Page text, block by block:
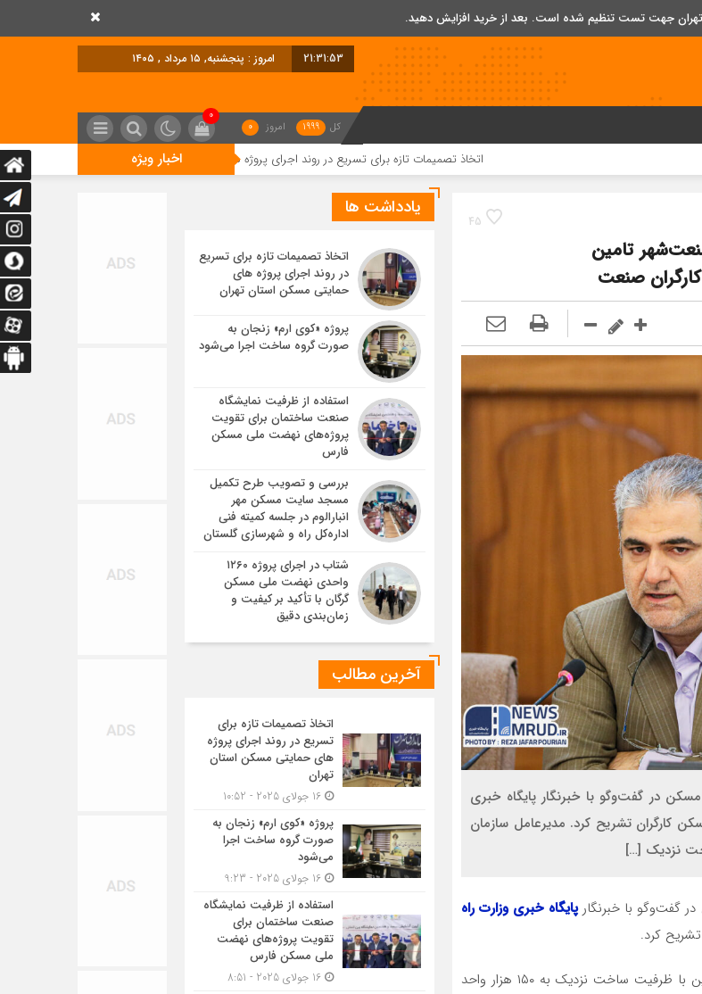
جهت تست تنظیم شده است. بعد از خرید افزایش دهید.
21:31:54 امروز : پنجشنبه, ۱۵ مرداد , ۱۴۰۵
کل 1999 امروز 0
0
اخبار ویژهاتخاذ تصمیمات تازه برای تسریع در روند اجرای پروژه های حمایتی مسکن استان تهران پروژه «کوی ارم»
45
صنعت‌شهر تامین
در گفت‌وگو با خبرنگار پایگاه خبری
کارگران تشریح کرد. مدیرعامل سازمان
گفت‌وگو با خبرنگارپایگاه خبری وزارت راه
کرد.
مدیرعامل سازمان ملی زمین و مسکن گفت: بیش از ۵ هزار و ۴٠٠ هکتار زمین با ظرفیت ساخت نزدیک به ١۵٠ هزار واحد
یادداشت ها
اتخاذ تصمیمات تازه برای تسریع
در روند اجرای پروژه های
حمایتی مسکن استان تهران
پروژه «کوی ارم» زنجان به
صورت گروه ساخت اجرا می‌شود
استفاده از ظرفیت نمایشگاه
صنعت ساختمان برای تقویت
پروژه‌های نهضت ملی مسکن
فارس
بررسی و تصویب طرح تکمیل
مسجد سایت مسکن مهر
انبارالوم در جلسه کمیته فنی
اداره‌کل راه و شهرسازی گلستان
شتاب در اجرای پروژه ۱۲۶۰
واحدی نهضت ملی مسکن
گرگان با تأکید بر کیفیت و
زمان‌بندی دقیق
آخرین مطالب
اتخاذ تصمیمات تازه برای
تسریع در روند اجرای پروژه
های حمایتی مسکن استان
تهران
پروژه «کوی ارم» زنجان به
صورت گروه ساخت اجرا
می‌شود
استفاده از ظرفیت نمایشگاه
صنعت ساختمان برای
تقویت پروژه‌های نهضت
ملی مسکن فارس